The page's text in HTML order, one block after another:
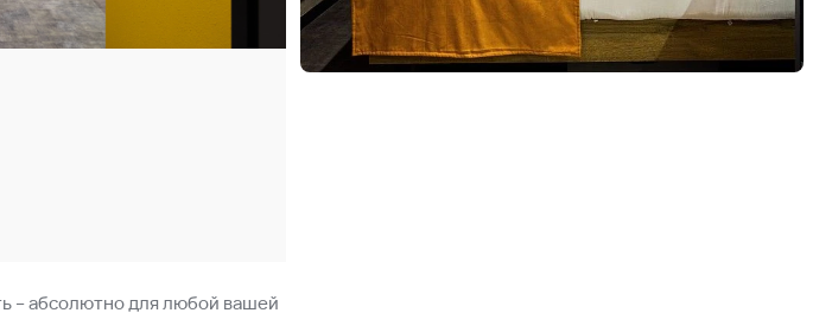
– абсолютно для любой вашей